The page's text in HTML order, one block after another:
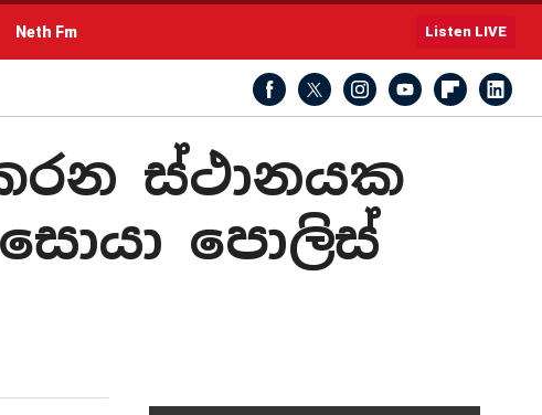
Neth Fm Listen LIVE
ස්ථානයක
පොලිස්